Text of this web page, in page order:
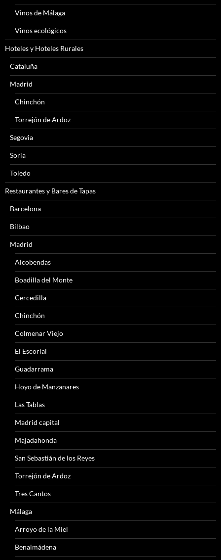
Vinos de Málaga
Vinos ecológicos
Hoteles y Hoteles Rurales
Cataluña
Madrid
Chinchón
Torrejón de Ardoz
Segovia
Soria
Toledo
Restaurantes y Bares de Tapas
Barcelona
Bilbao
Madrid
Alcobendas
Boadilla del Monte
Cercedilla
Chinchón
Colmenar Viejo
El Escorial
Guadarrama
Hoyo de Manzanares
Las Tablas
Madrid capital
Majadahonda
San Sebastián de los Reyes
Torrejón de Ardoz
Tres Cantos
Málaga
Arroyo de la Miel
Benalmádena